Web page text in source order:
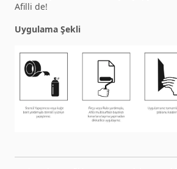
Afilli de!
Uygulama Şekli